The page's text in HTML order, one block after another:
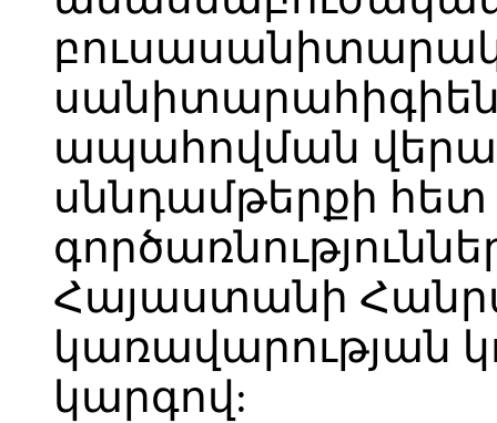
ապահովման
սննդամթերքի
Հայաստանի
կառավարության
կարգով: